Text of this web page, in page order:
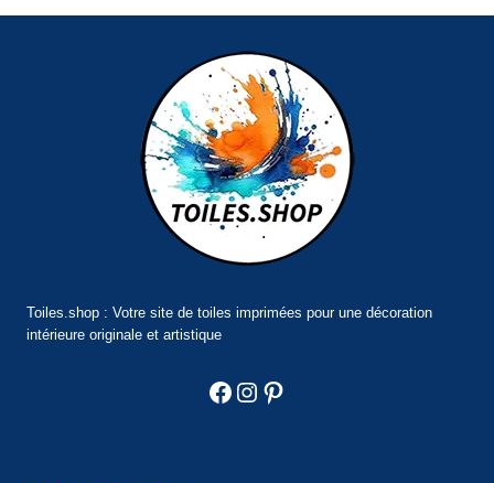
Toiles.shop : Votre site de toiles imprimées pour une décoration
intérieure originale et artistique
Facebook
Instagram
Pinterest